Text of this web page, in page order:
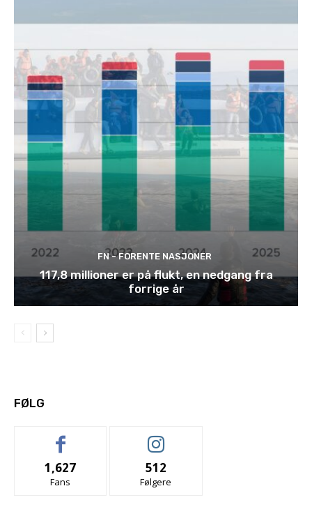
FN - FORENTE NASJONER
117,8 millioner er på flukt, en nedgang fra
forrige år
FØLG
1,627
Fans
512
Følgere